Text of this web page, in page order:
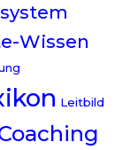
Wissen
Leitbild